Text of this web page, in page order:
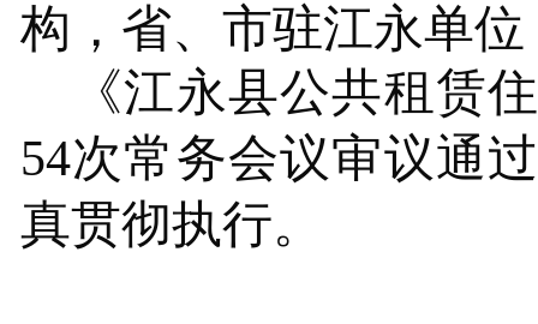
构，省、市驻江永单位
《江永县公共租赁
54次常务会议审议通
真贯彻执行。